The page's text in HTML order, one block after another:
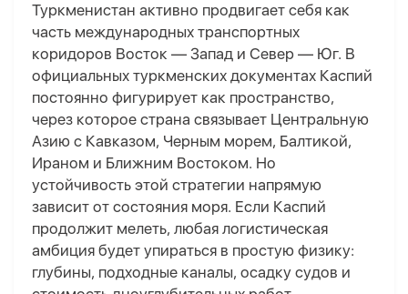
Туркменистан активно продвигает себя как
часть международных транспортных
коридоров Восток — Запад и Север — Юг. В
официальных туркменских документах Каспий
постоянно фигурирует как пространство,
через которое страна связывает Центральную
Азию с Кавказом, Черным морем, Балтикой,
Ираном и Ближним Востоком. Но
устойчивость этой стратегии напрямую
зависит от состояния моря. Если Каспий
продолжит мелеть, любая логистическая
амбиция будет упираться в простую физику:
глубины, подходные каналы, осадку судов и